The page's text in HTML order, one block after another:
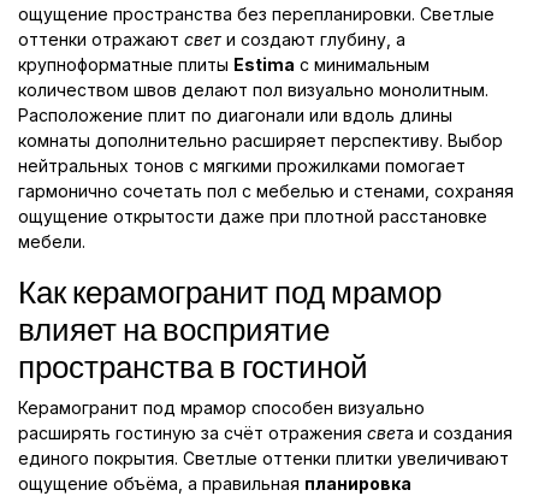
ощущение пространства без перепланировки. Светлые
оттенки отражают свет и создают глубину, а
крупноформатные плиты Estima с минимальным
количеством швов делают пол визуально монолитным.
Расположение плит по диагонали или вдоль длины
комнаты дополнительно расширяет перспективу. Выбор
нейтральных тонов с мягкими прожилками помогает
гармонично сочетать пол с мебелью и стенами, сохраняя
ощущение открытости даже при плотной расстановке
мебели.
Как керамогранит под мрамор
влияет на восприятие
пространства в гостиной
Керамогранит под мрамор способен визуально
расширять гостиную за счёт отражения света и создания
единого покрытия. Светлые оттенки плитки увеличивают
ощущение объёма, а правильная планировка